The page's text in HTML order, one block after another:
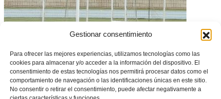
Gestionar consentimiento
Para ofrecer las mejores experiencias, utilizamos tecnologías como las
cookies para almacenar y/o acceder a la información del dispositivo. El
consentimiento de estas tecnologías nos permitirá procesar datos como el
comportamiento de navegación o las identificaciones únicas en este sitio.
No consentir o retirar el consentimiento, puede afectar negativamente a